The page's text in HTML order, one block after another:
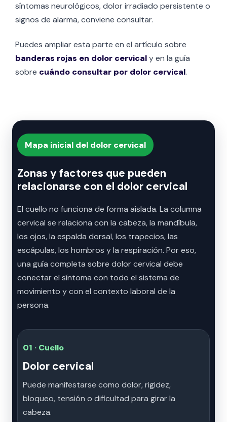
síntomas neurológicos, dolor irradiado persistente o
signos de alarma, conviene consultar.
Puedes ampliar esta parte en el artículo sobre
banderas rojas en dolor cervicaly en la guía
sobre cuándo consultar por dolor cervical.
Mapa inicial del dolor cervical
Zonas y factores que pueden
relacionarse con el dolor cervical
El cuello no funciona de forma aislada. La columna
cervical se relaciona con la cabeza, la mandíbula,
los ojos, la espalda dorsal, los trapecios, las
escápulas, los hombros y la respiración. Por eso,
una guía completa sobre dolor cervical debe
conectar el síntoma con todo el sistema de
movimiento y con el contexto laboral de la
persona.
01 · Cuello
Dolor cervical
Puede manifestarse como dolor, rigidez,
bloqueo, tensión o dificultad para girar la
cabeza.